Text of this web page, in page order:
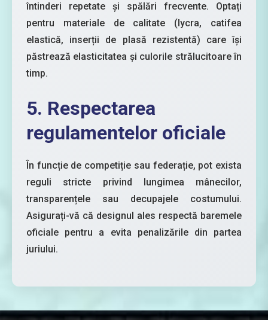
întinderi repetate și spălări frecvente. Optați
pentru materiale de calitate (lycra, catifea
elastică, inserții de plasă rezistentă) care își
păstrează elasticitatea și culorile strălucitoare în
timp.
5. Respectarea
regulamentelor oficiale
În funcție de competiție sau federație, pot exista
reguli stricte privind lungimea mânecilor,
transparențele sau decupajele costumului.
Asigurați-vă că designul ales respectă baremele
oficiale pentru a evita penalizările din partea
juriului.